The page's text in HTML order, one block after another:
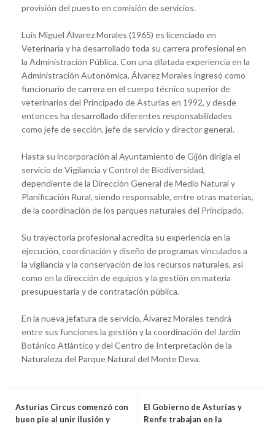
provisión del puesto en comisión de servicios.
Luis Miguel Álvarez Morales (1965) es licenciado en
Veterinaria y ha desarrollado toda su carrera profesional en
la Administración Pública. Con una dilatada experiencia en la
Administración Autonómica, Álvarez Morales ingresó como
funcionario de carrera en el cuerpo técnico superior de
veterinarios del Principado de Asturias en 1992, y desde
entonces ha desarrollado diferentes responsabilidades
como jefe de sección, jefe de servicio y director general.
Hasta su incorporación al Ayuntamiento de Gijón dirigía el
servicio de Vigilancia y Control de Biodiversidad,
dependiente de la Dirección General de Medio Natural y
Planificación Rural, siendo responsable, entre otras materias,
de la coordinación de los parques naturales del Principado.
Su trayectoria profesional acredita su experiencia en la
ejecución, coordinación y diseño de programas vinculados a
la vigilancia y la conservación de los recursos naturales, así
como en la dirección de equipos y la gestión en materia
presupuestaria y de contratación pública.
En la nueva jefatura de servicio, Álvarez Morales tendrá
entre sus funciones la gestión y la coordinación del Jardín
Botánico Atlántico y del Centro de Interpretación de la
Naturaleza del Parque Natural del Monte Deva.
Asturias Circus comenzó con
buen pie al unir ilusión y
El Gobierno de Asturias y
Renfe trabajan en la